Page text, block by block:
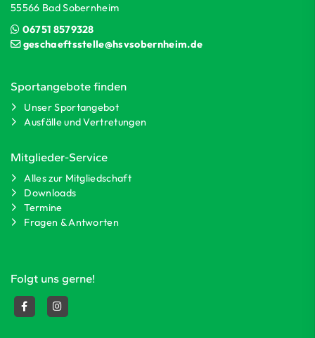
55566 Bad Sobernheim
06751 8579328
geschaeftsstelle@hsvsobernheim.de
Sportangebote finden
Unser Sportangebot
Ausfälle und Vertretungen
Mitglieder-Service
Alles zur Mitgliedschaft
Downloads
Termine
Fragen & Antworten
Folgt uns gerne!